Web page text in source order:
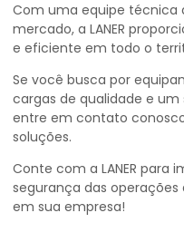
Com uma equipe técnica
mercado, a LANER
e eficiente em todo o
Se você busca por
cargas de qualidade e
entre em contato
soluções.
Conte com a LANER para
segurança das
em sua empresa!